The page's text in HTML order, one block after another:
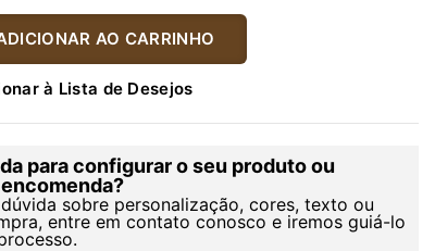
AO CARRINHO
à Lista de Desejos
para configurar o seu produto ou
sobre personalização, cores, texto ou
entre em contato conosco e iremos guiá-lo